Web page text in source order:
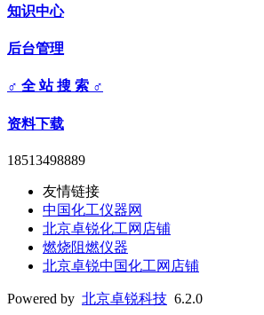
知识中心
后台管理
♂ 全 站 搜 索 ♂
资料下载
18513498889
友情链接
中国化工仪器网
北京卓锐化工网店铺
燃烧阻燃仪器
北京卓锐中国化工网店铺
Powered by 北京卓锐科技 6.2.0